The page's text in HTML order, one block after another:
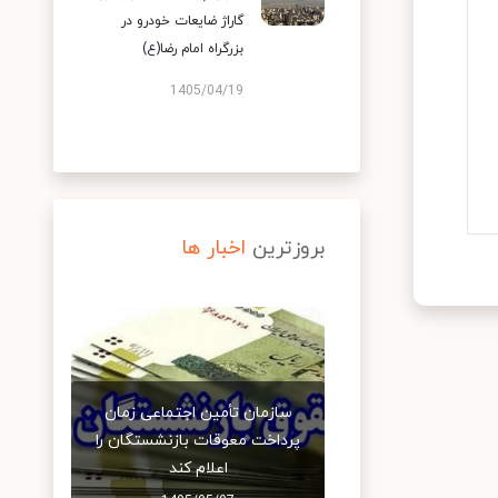
گاراژ ضایعات خودرو در
بزرگراه امام رضا(ع)
1405/04/19
بروزترین اخبار ها
سازمان تأمین اجتماعی زمان
پرداخت معوقات بازنشستگان را
اعلام کند